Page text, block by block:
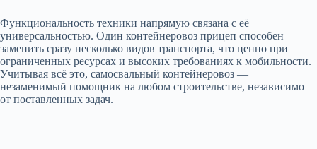
Функциональность техники напрямую связана с её
универсальностью. Один контейнеровоз прицеп способен
заменить сразу несколько видов транспорта, что ценно при
ограниченных ресурсах и высоких требованиях к мобильности.
Учитывая всё это, самосвальный контейнеровоз —
незаменимый помощник на любом строительстве, независимо
от поставленных задач.